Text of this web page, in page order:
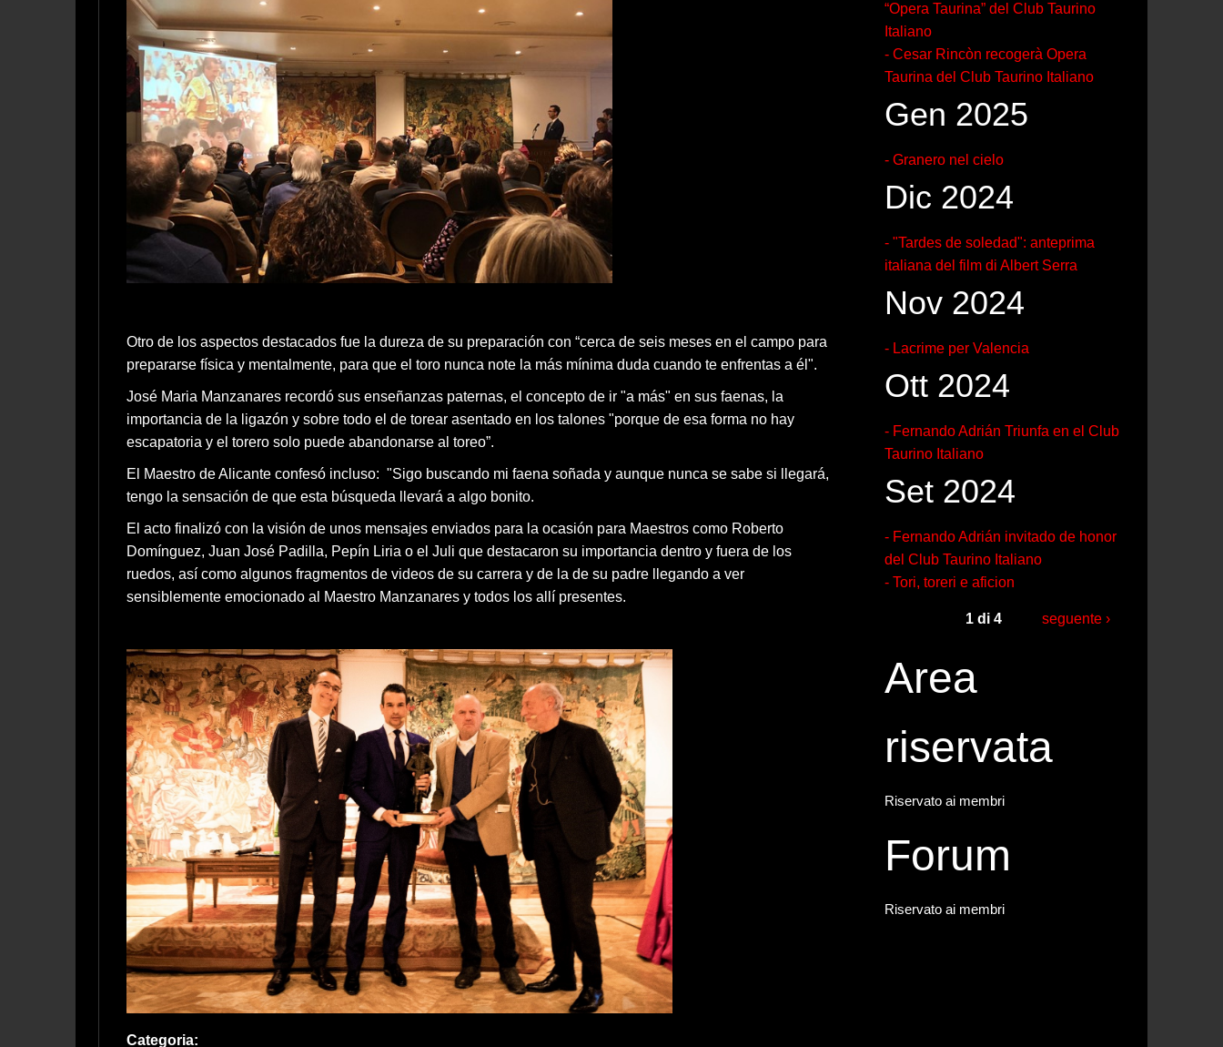
Otro de los aspectos destacados fue la dureza de su preparación con “cerca de seis meses en el campo para
prepararse física y mentalmente, para que el toro nunca note la más mínima duda cuando te enfrentas a él".
José Maria Manzanares recordó sus enseñanzas paternas, el concepto de ir "a más" en sus faenas, la
importancia de la ligazón y sobre todo el de torear asentado en los talones "porque de esa forma no hay
escapatoria y el torero solo puede abandonarse al toreo”.
El Maestro de Alicante confesó incluso: "Sigo buscando mi faena soñada y aunque nunca se sabe si llegará,
tengo la sensación de que esta búsqueda llevará a algo bonito.
El acto finalizó con la visión de unos mensajes enviados para la ocasión para Maestros como Roberto
Domínguez, Juan José Padilla, Pepín Liria o el Juli que destacaron su importancia dentro y fuera de los
ruedos, así como algunos fragmentos de videos de su carrera y de la de su padre llegando a ver
sensiblemente emocionado al Maestro Manzanares y todos los allí presentes.
Categoria:
“Opera Taurina” del Club Taurino
Italiano
- Cesar Rincòn recogerà Opera
Taurina del Club Taurino Italiano
Gen 2025
- Granero nel cielo
Dic 2024
- "Tardes de soledad": anteprima
italiana del film di Albert Serra
Nov 2024
- Lacrime per Valencia
Ott 2024
- Fernando Adrián Triunfa en el Club
Taurino Italiano
Set 2024
- Fernando Adrián invitado de honor
del Club Taurino Italiano
- Tori, toreri e aficion
1 di 4 seguente ›
Area
riservata
Riservato ai membri
Forum
Riservato ai membri